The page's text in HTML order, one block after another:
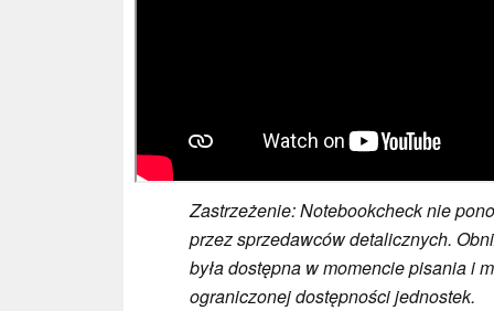
Zastrzeżenie: Notebookcheck nie
przez sprzedawców detalicznych.
była dostępna w momencie pisania i
ograniczonej dostępności jednostek.